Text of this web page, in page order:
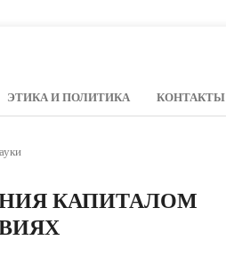
ЭТИКА И ПОЛИТИКА КОНТАКТЫ
КАПИТАЛОМ